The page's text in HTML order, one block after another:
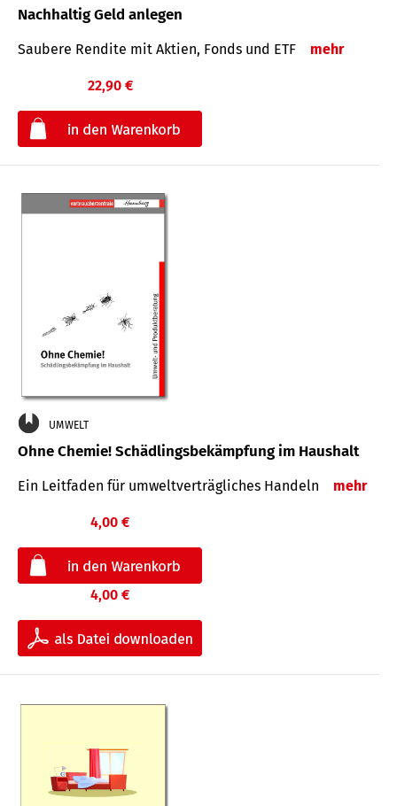
Nachhaltig Geld anlegen
Saubere Rendite mit Aktien, Fonds und ETF mehr
22,90 €
UMWELT
Ohne Chemie! Schädlingsbekämpfung im Haushalt
Ein Leitfaden für um­welt­ver­träg­liches Han­deln mehr
4,00 €
4,00 €